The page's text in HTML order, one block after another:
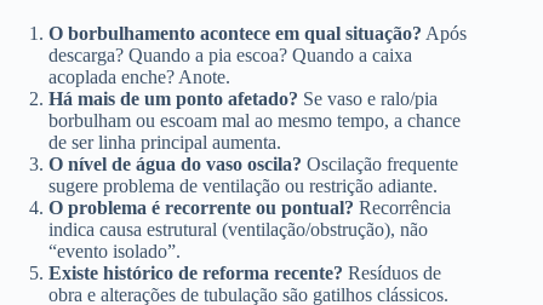
O borbulhamento acontece em qual situação? Após
descarga? Quando a pia escoa? Quando a caixa
acoplada enche? Anote.
Há mais de um ponto afetado? Se vaso e ralo/pia
borbulham ou escoam mal ao mesmo tempo, a chance
de ser linha principal aumenta.
O nível de água do vaso oscila? Oscilação frequente
sugere problema de ventilação ou restrição adiante.
O problema é recorrente ou pontual? Recorrência
indica causa estrutural (ventilação/obstrução), não
“evento isolado”.
Existe histórico de reforma recente? Resíduos de
obra e alterações de tubulação são gatilhos clássicos.